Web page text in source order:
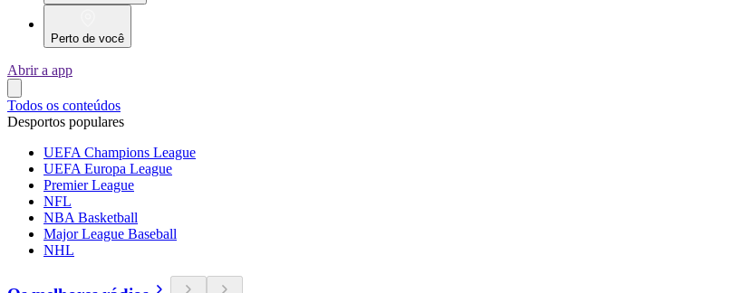
Perto de você
Abrir a app
Todos os conteúdos
Desportos populares
UEFA Champions League
UEFA Europa League
Premier League
NFL
NBA Basketball
Major League Baseball
NHL